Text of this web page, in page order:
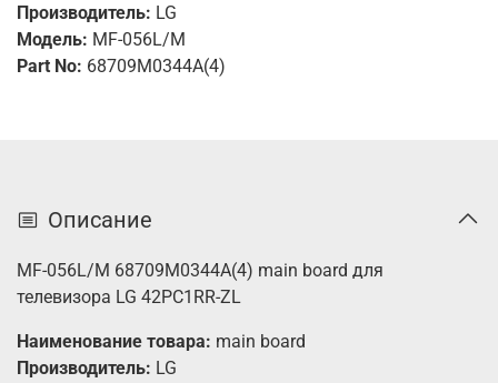
Производитель: LG
Модель: MF-056L/M
Part No: 68709M0344A(4)
Описание
MF-056L/M 68709M0344A(4) main board для
телевизора LG 42PC1RR-ZL
Наименование товара: main board
Производитель: LG